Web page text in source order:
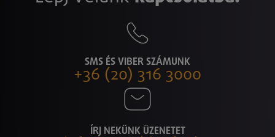
SMS ÉS VIBER SZÁMUNK
+36 (20) 316 3000
ÍRJ NEKÜNK ÜZENETET